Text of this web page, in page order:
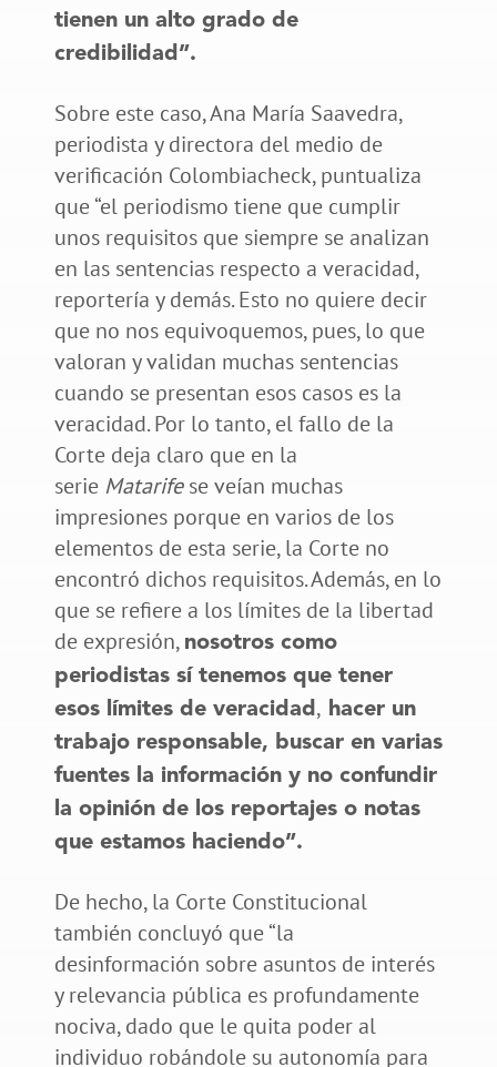
tienen un alto grado de
credibilidad”.
Sobre este caso, Ana María Saavedra,
periodista y directora del medio de
verificación Colombiacheck, puntualiza
que “el periodismo tiene que cumplir
unos requisitos que siempre se analizan
en las sentencias respecto a veracidad,
reportería y demás. Esto no quiere decir
que no nos equivoquemos, pues, lo que
valoran y validan muchas sentencias
cuando se presentan esos casos es la
veracidad. Por lo tanto, el fallo de la
Corte deja claro que en la
serie Matarifese veían muchas
impresiones porque en varios de los
elementos de esta serie, la Corte no
encontró dichos requisitos. Además, en lo
que se refiere a los límites de la libertad
de expresión, nosotros como
periodistas sí tenemos que tener
esos límites de veracidad , hacer un
trabajo responsable, buscar en varias
fuentes la información y no confundir
la opinión de los reportajes o notas
que estamos haciendo”.
De hecho, la Corte Constitucional
también concluyó que “la
desinformación sobre asuntos de interés
y relevancia pública es profundamente
nociva, dado que le quita poder al
individuo robándole su autonomía para